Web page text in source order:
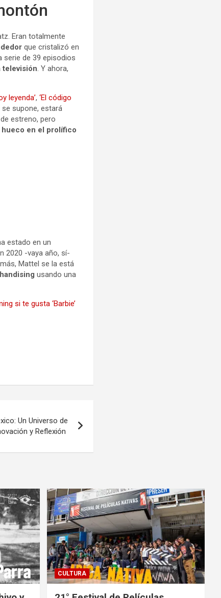
Eran totalmente
que cristalizó en
serie de 39 episodios
televisión. Y ahora,
leyenda’,‘El código
se supone, estará
estreno, pero
en el prolífico
estado en un
2020 -vaya año, sí-
Mattel se la está
usando una
si te gusta ‘Barbie’
Un Universo de
y Reflexión
CULTURA